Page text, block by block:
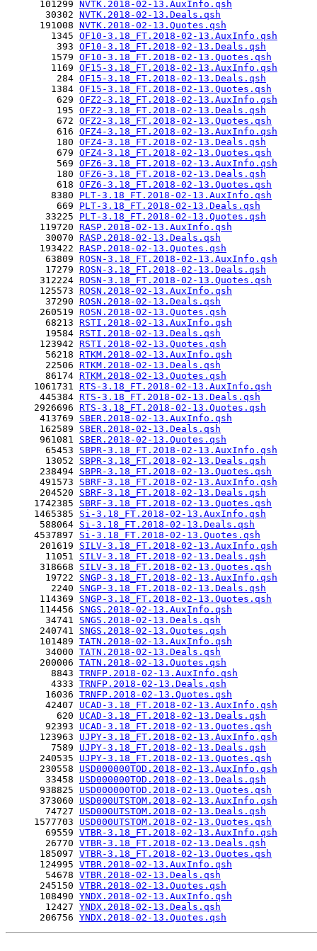
      101299
NVTK.2018-02-13.AuxInfo.qsh
       30302
NVTK.2018-02-13.Deals.qsh
      191008
NVTK.2018-02-13.Quotes.qsh
        1345
OF10-3.18_FT.2018-02-13.AuxInfo.qsh
         393
OF10-3.18_FT.2018-02-13.Deals.qsh
        1579
OF10-3.18_FT.2018-02-13.Quotes.qsh
        1169
OF15-3.18_FT.2018-02-13.AuxInfo.qsh
         284
OF15-3.18_FT.2018-02-13.Deals.qsh
        1384
OF15-3.18_FT.2018-02-13.Quotes.qsh
         629
OFZ2-3.18_FT.2018-02-13.AuxInfo.qsh
         195
OFZ2-3.18_FT.2018-02-13.Deals.qsh
         672
OFZ2-3.18_FT.2018-02-13.Quotes.qsh
         616
OFZ4-3.18_FT.2018-02-13.AuxInfo.qsh
         180
OFZ4-3.18_FT.2018-02-13.Deals.qsh
         679
OFZ4-3.18_FT.2018-02-13.Quotes.qsh
         569
OFZ6-3.18_FT.2018-02-13.AuxInfo.qsh
         180
OFZ6-3.18_FT.2018-02-13.Deals.qsh
         618
OFZ6-3.18_FT.2018-02-13.Quotes.qsh
        8380
PLT-3.18_FT.2018-02-13.AuxInfo.qsh
         669
PLT-3.18_FT.2018-02-13.Deals.qsh
       33225
PLT-3.18_FT.2018-02-13.Quotes.qsh
      119720
RASP.2018-02-13.AuxInfo.qsh
       30070
RASP.2018-02-13.Deals.qsh
      193422
RASP.2018-02-13.Quotes.qsh
       63809
ROSN-3.18_FT.2018-02-13.AuxInfo.qsh
       17279
ROSN-3.18_FT.2018-02-13.Deals.qsh
      312224
ROSN-3.18_FT.2018-02-13.Quotes.qsh
      125573
ROSN.2018-02-13.AuxInfo.qsh
       37290
ROSN.2018-02-13.Deals.qsh
      260519
ROSN.2018-02-13.Quotes.qsh
       68213
RSTI.2018-02-13.AuxInfo.qsh
       19584
RSTI.2018-02-13.Deals.qsh
      123942
RSTI.2018-02-13.Quotes.qsh
       56218
RTKM.2018-02-13.AuxInfo.qsh
       22506
RTKM.2018-02-13.Deals.qsh
       86174
RTKM.2018-02-13.Quotes.qsh
     1061731
RTS-3.18_FT.2018-02-13.AuxInfo.qsh
      445384
RTS-3.18_FT.2018-02-13.Deals.qsh
     2926696
RTS-3.18_FT.2018-02-13.Quotes.qsh
      413769
SBER.2018-02-13.AuxInfo.qsh
      162589
SBER.2018-02-13.Deals.qsh
      961081
SBER.2018-02-13.Quotes.qsh
       65453
SBPR-3.18_FT.2018-02-13.AuxInfo.qsh
       13052
SBPR-3.18_FT.2018-02-13.Deals.qsh
      238494
SBPR-3.18_FT.2018-02-13.Quotes.qsh
      491573
SBRF-3.18_FT.2018-02-13.AuxInfo.qsh
      204520
SBRF-3.18_FT.2018-02-13.Deals.qsh
     1742385
SBRF-3.18_FT.2018-02-13.Quotes.qsh
     1465385
Si-3.18_FT.2018-02-13.AuxInfo.qsh
      588064
Si-3.18_FT.2018-02-13.Deals.qsh
     4537897
Si-3.18_FT.2018-02-13.Quotes.qsh
      201619
SILV-3.18_FT.2018-02-13.AuxInfo.qsh
       11051
SILV-3.18_FT.2018-02-13.Deals.qsh
      318668
SILV-3.18_FT.2018-02-13.Quotes.qsh
       19722
SNGP-3.18_FT.2018-02-13.AuxInfo.qsh
        2240
SNGP-3.18_FT.2018-02-13.Deals.qsh
      114369
SNGP-3.18_FT.2018-02-13.Quotes.qsh
      114456
SNGS.2018-02-13.AuxInfo.qsh
       34741
SNGS.2018-02-13.Deals.qsh
      240741
SNGS.2018-02-13.Quotes.qsh
      101489
TATN.2018-02-13.AuxInfo.qsh
       34000
TATN.2018-02-13.Deals.qsh
      200006
TATN.2018-02-13.Quotes.qsh
        8843
TRNFP.2018-02-13.AuxInfo.qsh
        4333
TRNFP.2018-02-13.Deals.qsh
       16036
TRNFP.2018-02-13.Quotes.qsh
       42407
UCAD-3.18_FT.2018-02-13.AuxInfo.qsh
         620
UCAD-3.18_FT.2018-02-13.Deals.qsh
       92393
UCAD-3.18_FT.2018-02-13.Quotes.qsh
      123963
UJPY-3.18_FT.2018-02-13.AuxInfo.qsh
        7589
UJPY-3.18_FT.2018-02-13.Deals.qsh
      240535
UJPY-3.18_FT.2018-02-13.Quotes.qsh
      230558
USD000000TOD.2018-02-13.AuxInfo.qsh
       33458
USD000000TOD.2018-02-13.Deals.qsh
      938825
USD000000TOD.2018-02-13.Quotes.qsh
      373060
USD000UTSTOM.2018-02-13.AuxInfo.qsh
       74727
USD000UTSTOM.2018-02-13.Deals.qsh
     1577703
USD000UTSTOM.2018-02-13.Quotes.qsh
       69559
VTBR-3.18_FT.2018-02-13.AuxInfo.qsh
       26770
VTBR-3.18_FT.2018-02-13.Deals.qsh
      185097
VTBR-3.18_FT.2018-02-13.Quotes.qsh
      124995
VTBR.2018-02-13.AuxInfo.qsh
       54678
VTBR.2018-02-13.Deals.qsh
      245150
VTBR.2018-02-13.Quotes.qsh
      108490
YNDX.2018-02-13.AuxInfo.qsh
       12427
YNDX.2018-02-13.Deals.qsh
      206756
YNDX.2018-02-13.Quotes.qsh